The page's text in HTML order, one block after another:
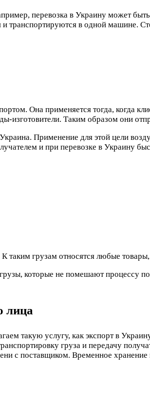
перевозка в Украину может
транспортируются в одной машине.
Она применяется тогда, когда
изготовители. Таким образом они
Применение для этой цели
и при перевозке в Украину
таким грузам относятся любые
которые не помешают процессу
лица
такую услугу, как экспорт в
груза и передачу
с поставщиком. Временное